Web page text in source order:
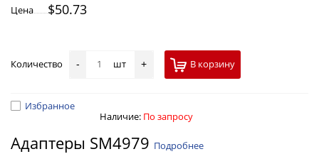
Цена
$50.73
Количество - шт + В корзину
Избранное
Наличие: По запросу
Адаптеры SM4979 Подробнее